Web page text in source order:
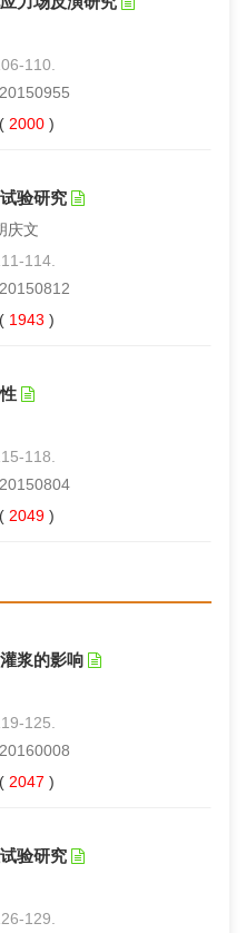
110.
( 2000 )
验研究
庆文
114.
( 1943 )
118.
( 2049 )
浆的影响
125.
( 2047 )
验研究
129.